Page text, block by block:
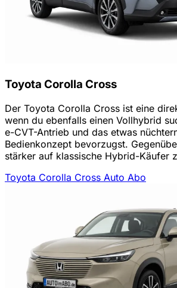
Toyota Corolla Cross
Der Toyota Corolla Cross ist eine
wenn du ebenfalls einen Vollhybrid
e-CVT-Antrieb und das etwas
Bedienkonzept bevorzugst.
stärker auf klassische Hybrid-Käufer
Toyota Corolla Cross Auto Abo